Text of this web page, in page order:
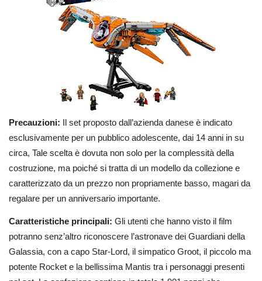
Precauzioni: Il set proposto dall’azienda danese è indicato
esclusivamente per un pubblico adolescente, dai 14 anni in su
circa, Tale scelta è dovuta non solo per la complessità della
costruzione, ma poiché si tratta di un modello da collezione e
caratterizzato da un prezzo non propriamente basso, magari da
regalare per un anniversario importante.
Caratteristiche principali: Gli utenti che hanno visto il film
potranno senz’altro riconoscere l’astronave dei Guardiani della
Galassia, con a capo Star-Lord, il simpatico Groot, il piccolo ma
potente Rocket e la bellissima Mantis tra i personaggi presenti